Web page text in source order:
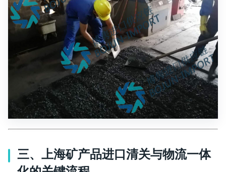
三、上海矿产品进口清关与物流一体